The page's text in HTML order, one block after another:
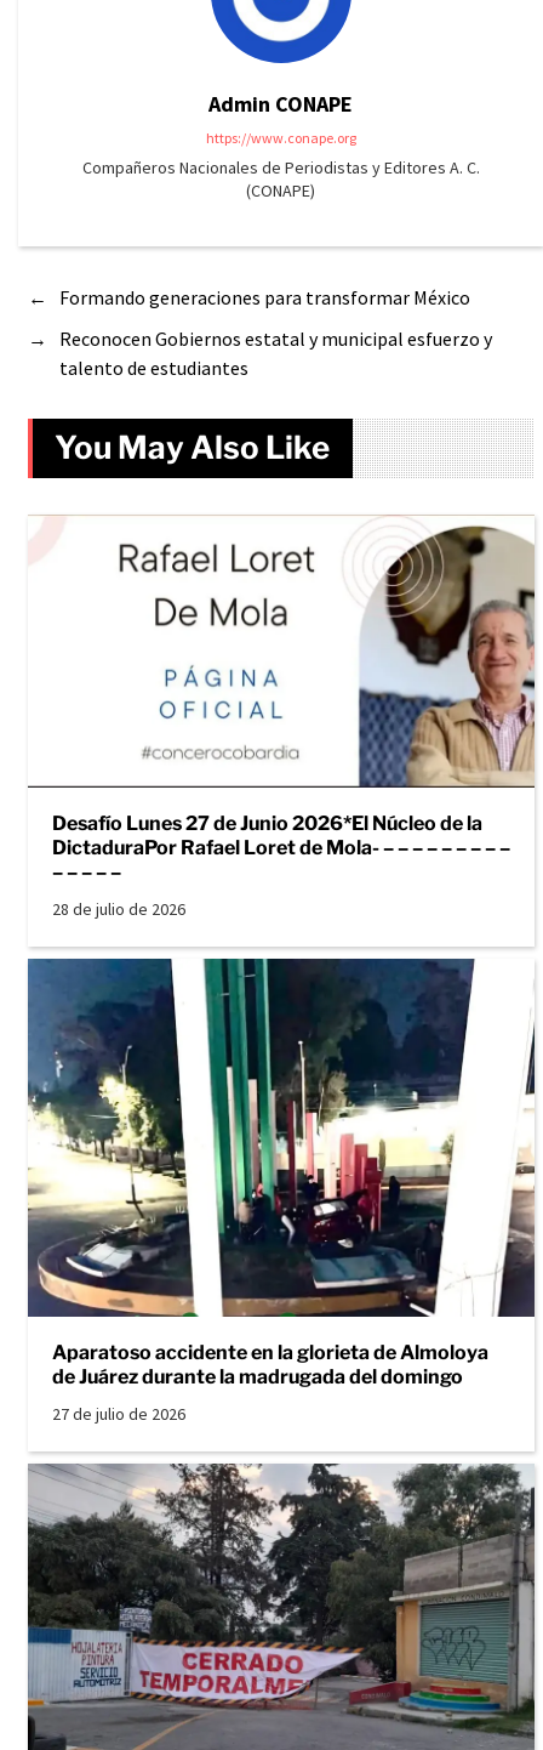
Admin CONAPE
https://www.conape.org
Compañeros Nacionales de Periodistas y Editores A. C.
(CONAPE)
←
Formando generaciones para transformar México
→
Reconocen Gobiernos estatal y municipal esfuerzo y
talento de estudiantes
You May Also Like
Desafío Lunes 27 de Junio 2026*El Núcleo de la
DictaduraPor Rafael Loret de Mola- – – – – – – – – –
– – – – –
28 de julio de 2026
Aparatoso accidente en la glorieta de Almoloya
de Juárez durante la madrugada del domingo
27 de julio de 2026